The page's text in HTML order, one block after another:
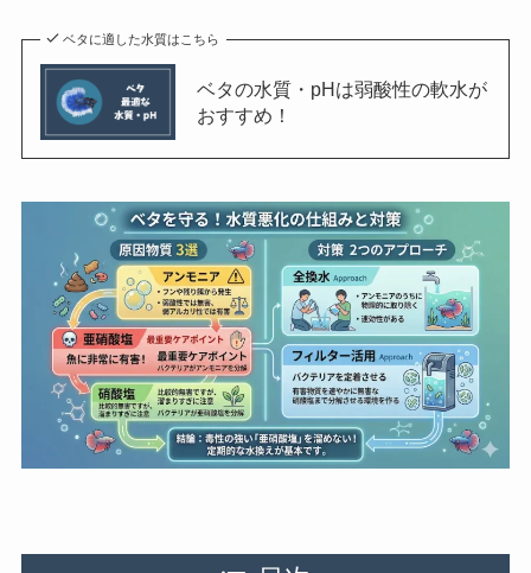
ベタに適した水質はこちら
ベタの水質・pHは弱酸性の軟水が
おすすめ！